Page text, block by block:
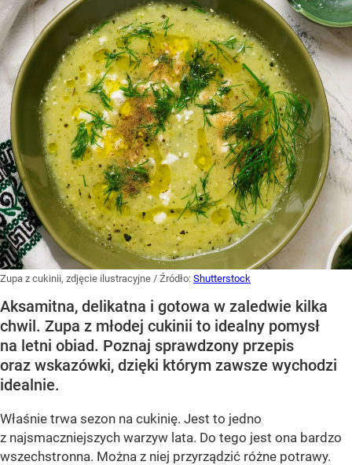
Zupa z cukinii, zdjęcie ilustracyjne / Źródło: Shutterstock
Aksamitna, delikatna i gotowa w zaledwie kilka
chwil. Zupa z młodej cukinii to idealny pomysł
na letni obiad. Poznaj sprawdzony przepis
oraz wskazówki, dzięki którym zawsze wychodzi
idealnie.
Właśnie trwa sezon na cukinię. Jest to jedno
z najsmaczniejszych warzyw lata. Do tego jest ona bardzo
wszechstronna. Można z niej przyrządzić różne potrawy.